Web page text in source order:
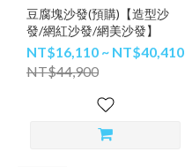
豆腐塊沙發(預購)【造型沙
發/網紅沙發/網美沙發】
NT$16,110 ~ NT$40,410
NT$44,900